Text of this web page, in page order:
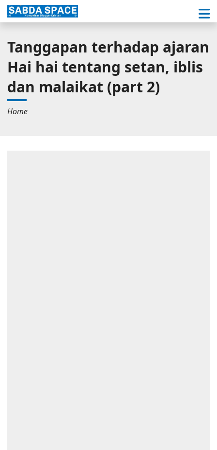
Tanggapan terhadap ajaran
Hai hai tentang setan, iblis
dan malaikat (part 2)
Home